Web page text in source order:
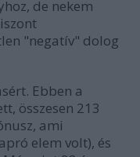
de nekem
"negatív" dolog
Ebben a
összesen 213
ami
elem volt), és